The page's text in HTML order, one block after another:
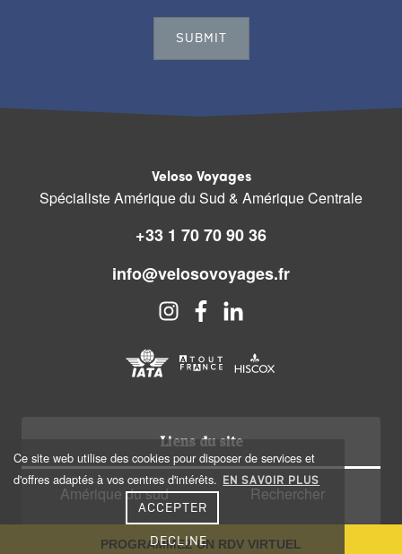
Ce site web utilise des cookies pour disposer de services et
d'offres adaptés à vos centres d'intérêts.
EN SAVOIR PLUS
DECLINE
ACCEPTER
PROGRAMMEZ UN RDV VIRTUEL
Veloso Voyages
Spécialiste Amérique du Sud & Amérique Centrale
+33 1 70 70 90 36
info@velosovoyages.fr
Liens du site
Amérique du sud
Amérique centrale
Rechercher
Qui sommes nous?